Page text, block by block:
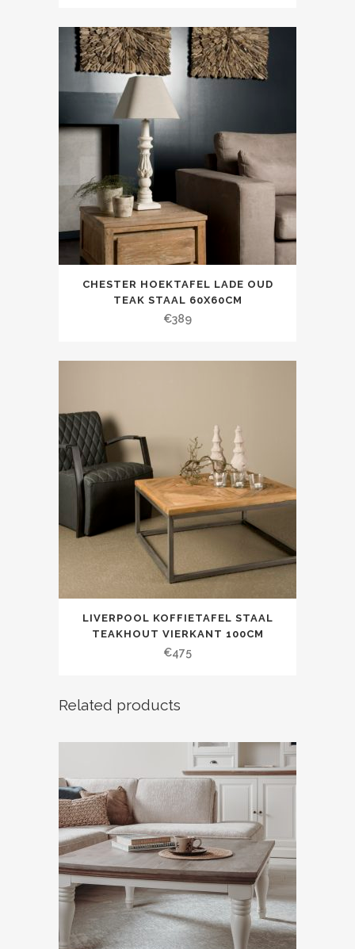
CHESTER HOEKTAFEL LADE OUD
TEAK STAAL 60X60CM
€389
LIVERPOOL KOFFIETAFEL STAAL
TEAKHOUT VIERKANT 100CM
€475
Related products